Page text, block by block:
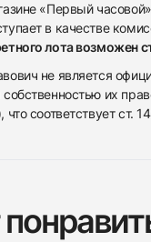
«Первый
в качестве
лота возможен
не является
их
соответствует ст.